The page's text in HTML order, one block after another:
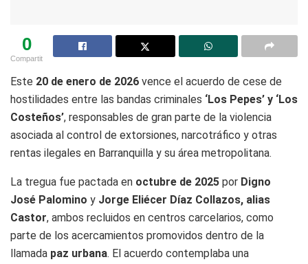
0
Compartit
Este 20 de enero de 2026 vence el acuerdo de cese de
hostilidades entre las bandas criminales ‘Los Pepes’ y ‘Los
Costeños’, responsables de gran parte de la violencia
asociada al control de extorsiones, narcotráfico y otras
rentas ilegales en Barranquilla y su área metropolitana.
La tregua fue pactada en octubre de 2025 por Digno
José Palomino y Jorge Eliécer Díaz Collazos, alias
Castor, ambos recluidos en centros carcelarios, como
parte de los acercamientos promovidos dentro de la
llamada paz urbana. El acuerdo contemplaba una